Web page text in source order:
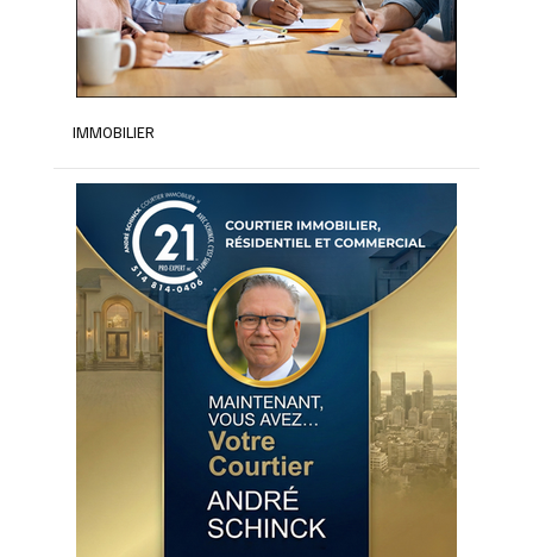
IMMOBILIER